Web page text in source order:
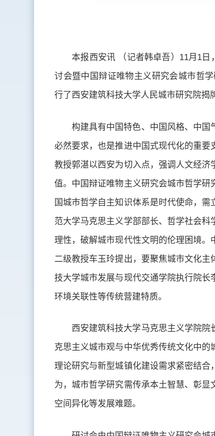
本报西安讯 （记者韩卓吾）11月1日
讨会暨中国辩证唯物主义研究会城市哲
行了西安建筑科技大学人民城市研究院揭
构建具有中国特色、中国风格、中
必然要求，也是推进中国式现代化的重
教授郭湛以西安为切入点，强调人文经
值。中国辩证唯物主义研究会城市哲学
国城市哲学自主知识体系是时代使命，
范大学马克思主义学部部长、哲学社会
理性，破解城市现代性文明的伦理困境
二级教授车玉玲提出，要聚焦城市文化
技大学城市发展与现代交通学院执行院
环境关联性等传统营建特质。
西安建筑科技大学马克思主义学院
克思主义城市观与中华优秀传统文化中
理论研究与新型城镇化建设需求紧密结
为，城市哲学研究需传承本土智慧、彰显
空间异化等发展难题。